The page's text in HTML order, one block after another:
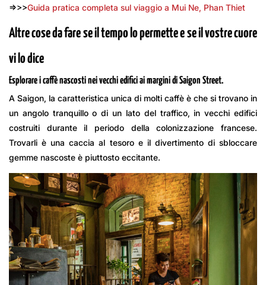
=>>>Guida pratica completa sul viaggio a Mui Ne, Phan Thiet
Altre cose da fare se il tempo lo permette e se il vostre cuore
vi lo dice
Esplorare i caffè nascosti nei vecchi edifici ai margini di Saigon Street.
A Saigon, la caratteristica unica di molti caffè è che si trovano in
un angolo tranquillo o di un lato del traffico, in vecchi edifici
costruiti durante il periodo della colonizzazione francese.
Trovarli è una caccia al tesoro e il divertimento di sbloccare
gemme nascoste è piuttosto eccitante.